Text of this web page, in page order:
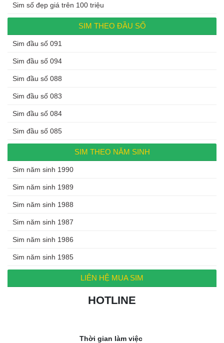
Sim số đẹp giá trên 100 triệu
SIM THEO ĐẦU SỐ
Sim đầu số 091
Sim đầu số 094
Sim đầu số 088
Sim đầu số 083
Sim đầu số 084
Sim đầu số 085
SIM THEO NĂM SINH
Sim năm sinh 1990
Sim năm sinh 1989
Sim năm sinh 1988
Sim năm sinh 1987
Sim năm sinh 1986
Sim năm sinh 1985
LIÊN HỆ MUA SIM
HOTLINE
Thời gian làm việc